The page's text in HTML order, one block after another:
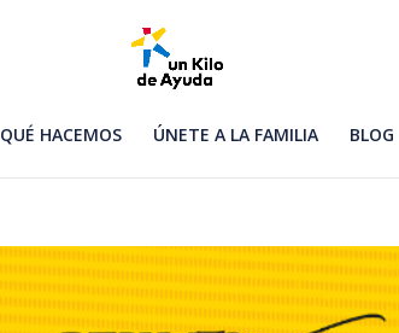
QUÉ HACEMOS ÚNETE A LA FAMILIA BLOG